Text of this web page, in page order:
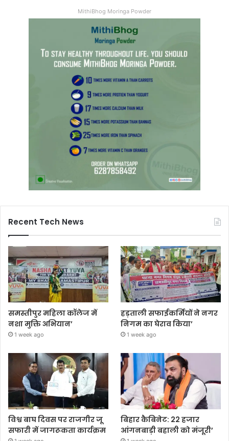
MithiBhog Moringa Powder
Recent Tech News
समस्तीपुर महिला कॉलेज में
नशा मुक्ति अभियान’
1 week ago
हड़ताली सफाईकर्मियों ने नगर
निगम का घेराव किया’
1 week ago
विश्व बाघ दिवस पर राजगीर जू
सफारी में जागरूकता कार्यक्रम
बिहार कैबिनेट: 22 हजार
आंगनबाड़ी बहाली को मंजूरी’